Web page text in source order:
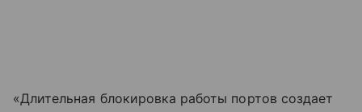
«Длительная блокировка работы портов создает